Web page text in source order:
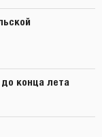
до конца лета